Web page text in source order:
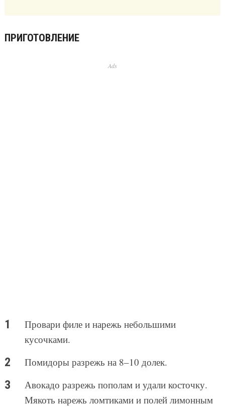
ПРИГОТОВЛЕНИЕ
Ads
Провари филе и нарежь небольшими
кусочками.
Помидоры разрежь на 8–10 долек.
Авокадо разрежь пополам и удали косточку.
Мякоть нарежь ломтиками и полей лимонным